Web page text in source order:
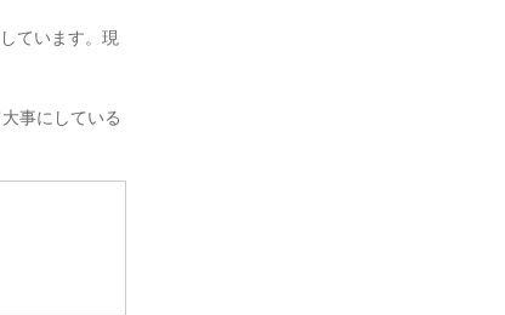
ています。現
事にしている